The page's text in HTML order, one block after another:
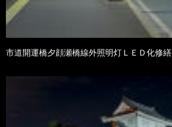
市道開運橋夕顔瀬橋線外照明灯ＬＥＤ化修繕